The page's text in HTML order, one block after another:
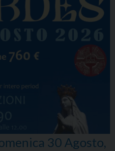
30 Agosto,